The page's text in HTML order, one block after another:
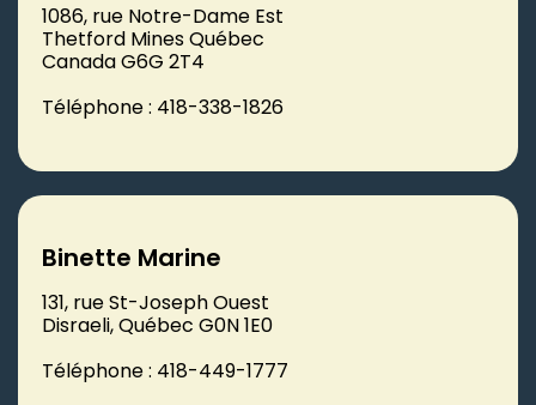
1086, rue Notre-Dame Est
Thetford Mines Québec
Canada G6G 2T4
Téléphone : 418-338-1826
Binette Marine
131, rue St-Joseph Ouest
Disraeli, Québec G0N 1E0
Téléphone : 418-449-1777